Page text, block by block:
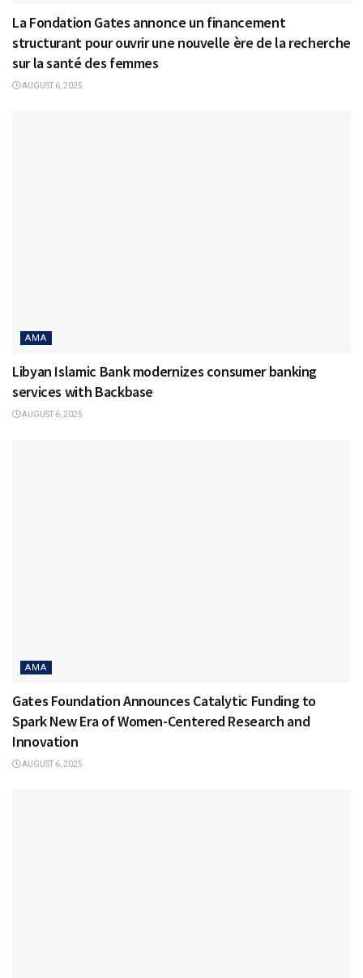
La Fondation Gates annonce un financement
structurant pour ouvrir une nouvelle ère de la recherche
sur la santé des femmes
AUGUST 6, 2025
AMA
Libyan Islamic Bank modernizes consumer banking
services with Backbase
AUGUST 6, 2025
AMA
Gates Foundation Announces Catalytic Funding to
Spark New Era of Women-Centered Research and
Innovation
AUGUST 6, 2025